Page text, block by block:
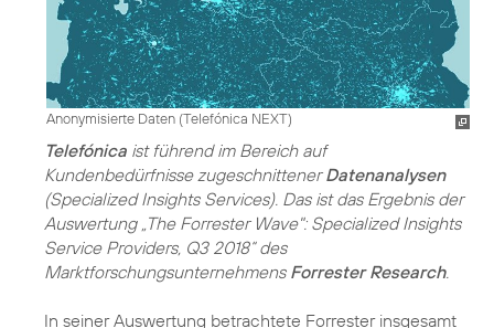
Anonymisierte Daten (Telefónica NEXT)
Telefónica ist führend im Bereich auf
Kundenbedürfnisse zugeschnittenerDatenanalysen
(Specialized Insights Services). Das ist das Ergebnis der
Auswertung „The Forrester Wave": Specialized Insights
Service Providers, Q3 2018“ des
Marktforschungsunternehmens Forrester Research.
In seiner Auswertung betrachtete Forrester insgesamt